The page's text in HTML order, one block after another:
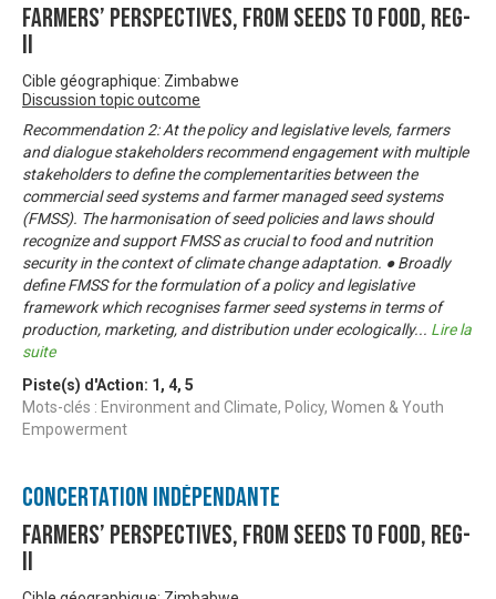
Farmers’ Perspectives, from Seeds to Food, Reg-
II
Cible géographique: Zimbabwe
Discussion topic outcome
Recommendation 2: At the policy and legislative levels, farmers
and dialogue stakeholders recommend engagement with multiple
stakeholders to define the complementarities between the
commercial seed systems and farmer managed seed systems
(FMSS). The harmonisation of seed policies and laws should
recognize and support FMSS as crucial to food and nutrition
security in the context of climate change adaptation. ● Broadly
define FMSS for the formulation of a policy and legislative
framework which recognises farmer seed systems in terms of
production, marketing, and distribution under ecologically... Lire la
suite
Piste(s) d'Action: 1 , 4, 5
Mots-clés : Environment and Climate, Policy, Women & Youth
Empowerment
Concertation Indépendante
Farmers’ Perspectives, from Seeds to Food, Reg-
II